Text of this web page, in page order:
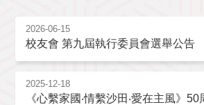
2026-06-15
校友會 第九屆執行委員會選舉公告
2025-12-18
《心繫家國‧情繫沙田‧愛在主風》